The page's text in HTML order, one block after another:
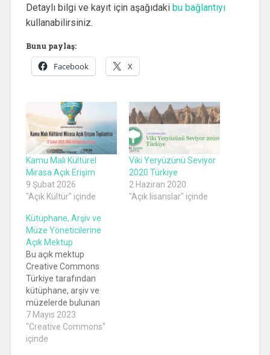
Detaylı bilgi ve kayıt için aşağıdaki bu bağlantıyı
kullanabilirsiniz.
Bunu paylaş:
Facebook X
Kamu Malı Kültürel
Mirasa Açık Erişim
9 Şubat 2026
"Açık Kültür" içinde
Viki Yeryüzünü Seviyor
2020 Türkiye
2 Haziran 2020
"Açık lisanslar" içinde
Kütüphane, Arşiv ve
Müze Yöneticilerine
Açık Mektup
Bu açık mektup
Creative Commons
Türkiye tarafından
kütüphane, arşiv ve
müzelerde bulunan
kamu malı statüsüne
sahip eserlerin
kamunun erişimine
7 Mayıs 2023
"Creative Commons"
içinde